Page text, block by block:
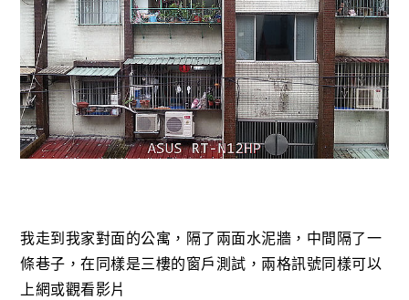
我走到我家對面的公寓，隔了兩面水泥牆，中間隔了一
條巷子，在同樣是三樓的窗戶測試，兩格訊號同樣可以
上網或觀看影片